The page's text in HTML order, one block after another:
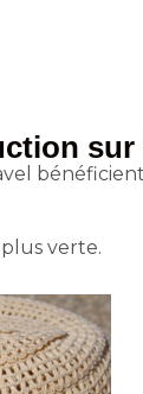
sur
verte.